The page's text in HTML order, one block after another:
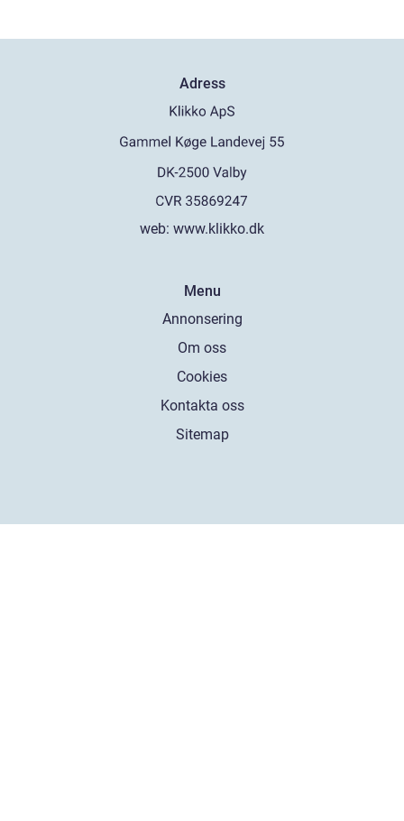
Adress
web: www.klikko.dk
Menu
Annonsering
Om oss
Cookies
Kontakta oss
Sitemap